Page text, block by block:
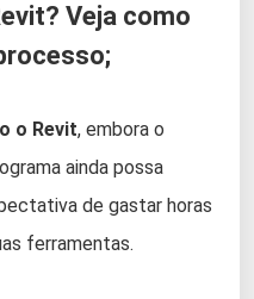
Veja como
o Revit, embora o
ainda possa
de gastar horas
ferramentas.